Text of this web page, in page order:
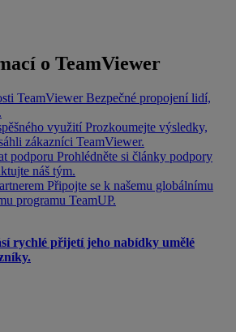
o TeamViewer
TeamViewer Bezpečné propojení lidí,
využití Prozkoumejte výsledky,
zákazníci TeamViewer.
podporu Prohlédněte si články podpory
náš tým.
Připojte se k našemu globálnímu
programu TeamUP.
rychlé přijetí jeho nabídky umělé